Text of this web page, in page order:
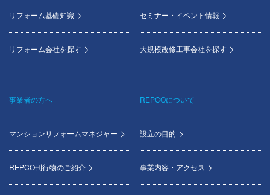
リフォーム基礎知識
リフォーム会社を探す
セミナー・イベント情報
大規模改修工事会社を探す
事業者の方へ
マンションリフォームマネジャー
REPCO刊行物のご紹介
REPCOについて
設立の目的
事業内容・アクセス